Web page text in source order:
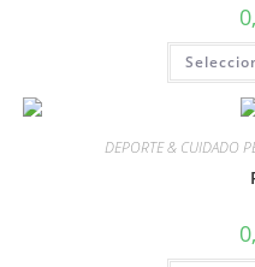
DEPORTE & CUIDADO